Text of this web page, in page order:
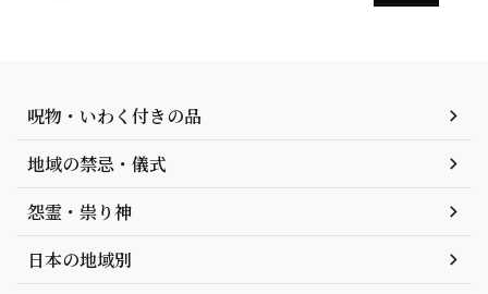
呪物・いわく付きの品
地域の禁忌・儀式
怨霊・祟り神
日本の地域別